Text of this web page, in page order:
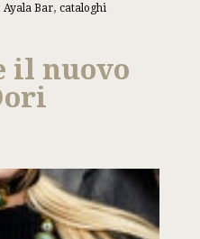
Ayala Bar, cataloghi
il nuovo